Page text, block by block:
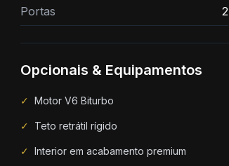
Portas 2
Opcionais & Equipamentos
✓ Motor V6 Biturbo
✓ Teto retrátil rígido
✓ Interior em acabamento premium